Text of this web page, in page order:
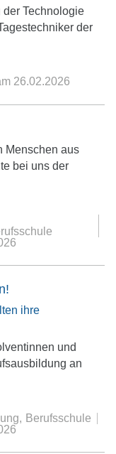
der Technologie
der
26.02.2026
Menschen aus
bei uns der
und
an
Berufsschule